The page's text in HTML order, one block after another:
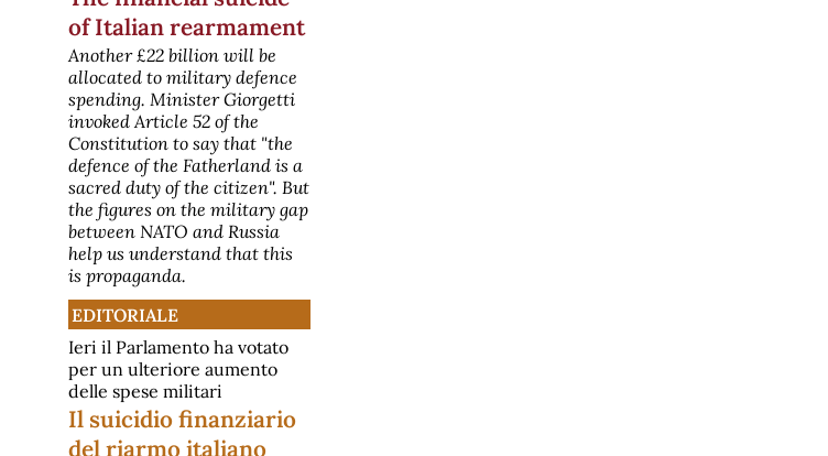
base aerea Vliegbasis Volkel, nel
Brabante Settentrionale, dove sono
di stanza i cacciabombardieri F-35
in grado di trasportare testate
nucleari statunitensi. L'azione Circa
40 dimostranti, provenienti da tutto
il paes
[disarmo] Disarmo -
Newsletter mensile
PeaceLink - Newsletter "Disarmo"
https://www.peacelink.it/disarmo/
Elenco articoli pubblicati dal 3 luglio
2026 E' ufficialmente riconosciuta
l'esistenza di armi nucleari USA
nella penisola italiana GIP
Pordenone si esprime sulla
legittimità della presenza armi
nucleari in Ital
[disarmo] Il prestito europeo
Safe per gli armamenti?
Potrebbe costare il doppio
restituirlo
Il vero costo del prestito Safe
potrebbe arrivare a circa il doppio
rispetto ai 14,9 miliardi che l'Italia
of Italian rearmament
Another £22 billion will be
allocated to military defence
spending. Minister Giorgetti
invoked Article 52 of the
Constitution to say that "the
defence of the Fatherland is a
sacred duty of the citizen". But
the figures on the military gap
between NATO and Russia
help us understand that this
is propaganda.
EDITORIALE
Ieri il Parlamento ha votato
per un ulteriore aumento
delle spese militari
Il suicidio finanziario
del riarmo italiano